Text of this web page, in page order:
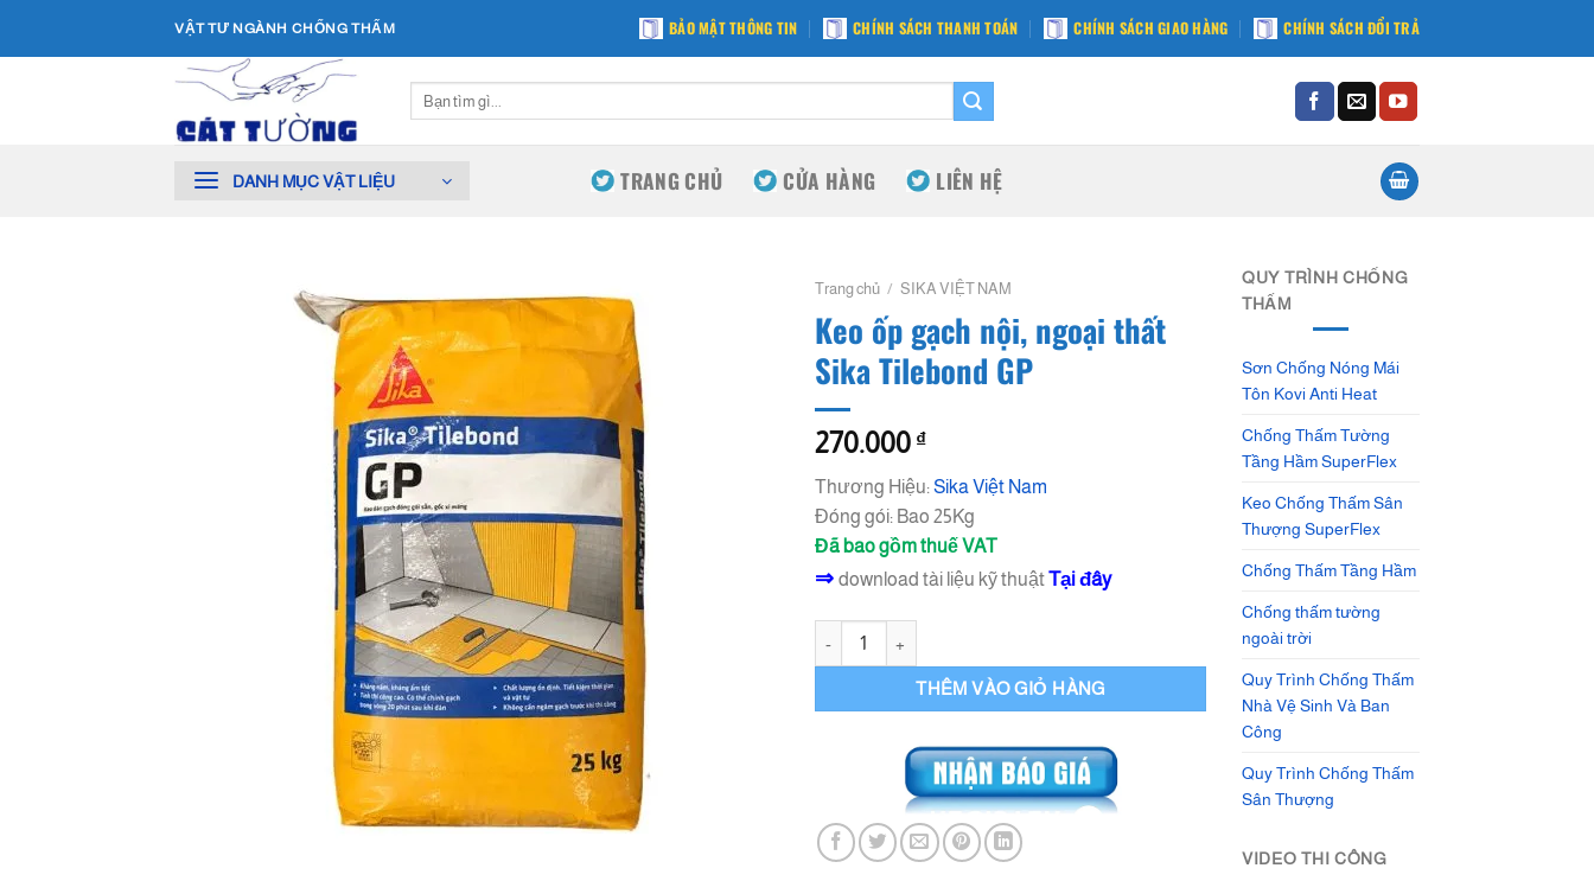
VẬT TƯ NGÀNH CHỐNG THẤM BẢO MẬT THÔNG TIN CHÍNH SÁCH THANH TOÁN CHÍNH SÁCH GIAO HÀNG CHÍNH SÁCH ĐỔI TRẢ
kiếm:
DANH MỤC VẬT LIỆU TRANG CHỦ CỬA HÀNG LIÊN HỆ
Trang chủ / SIKA VIỆT NAM
Keo ốp gạch nội, ngoại thất
Sika Tilebond GP
270.000 ₫
Thương Hiệu:Sika Việt Nam
Đóng gói: Bao 25Kg
Đã bao gồm thuế VAT
⇒ download tài liệu kỹ thuậtTại đây
Keo ốp gạch nội, ngoại thất Sika Tilebond GP số lượng
THÊM VÀO GIỎ HÀNG
QUY TRÌNH CHỐNG
THẤM
Sơn Chống Nóng Mái
Tôn Kovi Anti Heat
Chống Thấm Tường
Tầng Hầm SuperFlex
Keo Chống Thấm Sân
Thượng SuperFlex
Chống Thấm Tầng Hầm
Chống thấm tường
ngoài trời
Quy Trình Chống Thấm
Nhà Vệ Sinh Và Ban
Công
Quy Trình Chống Thấm
Sân Thượng
VIDEO THI CÔNG